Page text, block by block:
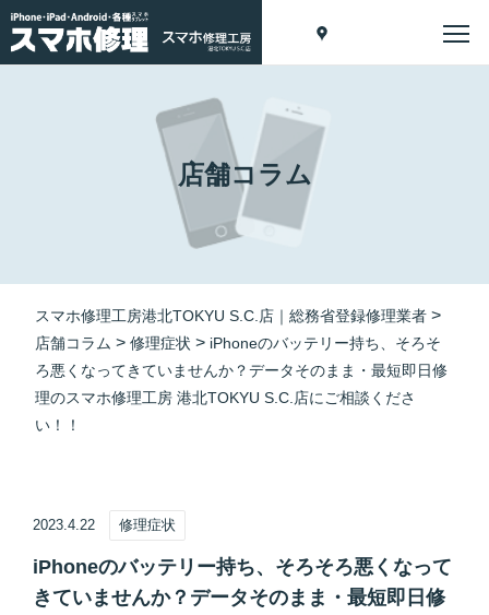
店舗コラム
スマホ修理工房港北TOKYU S.C.店｜総務省登録修理業者 >
店舗コラム > 修理症状 > iPhoneのバッテリー持ち、そろそ
ろ悪くなってきていませんか？データそのまま・最短即日修
理のスマホ修理工房 港北TOKYU S.C.店にご相談くださ
い！！
2023.4.22 修理症状
iPhoneのバッテリー持ち、そろそろ悪くなって
きていませんか？データそのまま・最短即日修